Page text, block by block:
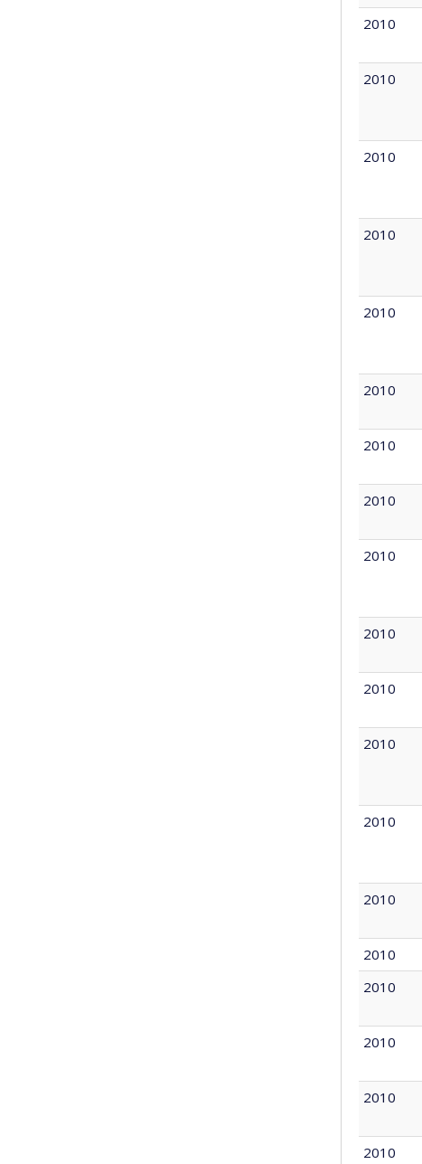
2010
2010
2010
2010
2010
2010
2010
2010
2010
2010
2010
2010
2010
2010
2010
2010
2010
2010
2010